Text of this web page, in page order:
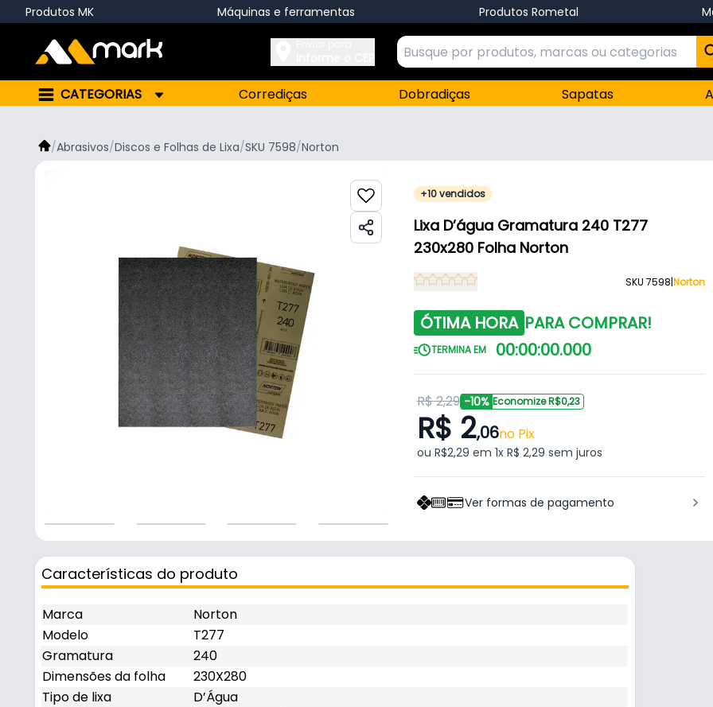
Produtos MK Máquinas e ferramentas Produtos Rometal
CATEGORIAS Corrediças Dobradiças Sapatas
/Abrasivos/Discos e Folhas de Lixa/SKU 7598/Norton
+10 vendidos
Lixa D’água Gramatura 240 T277
230x280 Folha Norton
SKU 7598|Norton
ÓTIMA HORA PARA COMPRAR!
TERMINA EM 00:00:00.000
R$ 2,29 -10% Economize R$0,23
R$ 2,06no Pix
ou R$2,29 em 1x R$ 2,29 sem juros
Ver formas de pagamento
Características do produto
Marca
Norton
Modelo
T277
Gramatura
240
Dimensões da folha
230X280
Tipo de lixa
D’Água